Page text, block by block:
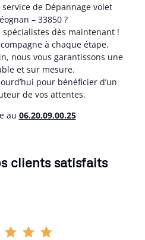
service de Dépannage volet
– 33850 ?
spécialistes dès maintenant !
à chaque étape.
nous vous garantissons une
et sur mesure.
pour bénéficier d’un
de vos attentes.
au 06.20.09.00.25
clients satisfaits